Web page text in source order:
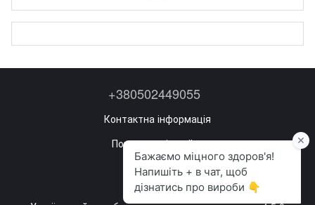
+380502449055
Контактна інформація
Повна версія сайту
Мапа сайту
©2022—2026